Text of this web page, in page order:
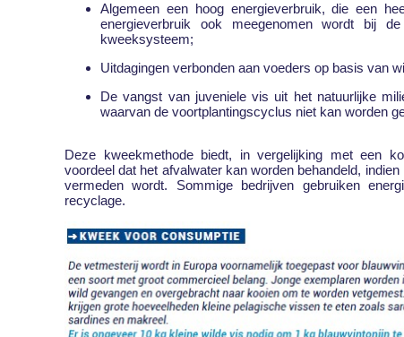
Algemeen een hoog energieverbruik, die een
energieverbruik ook meegenomen wordt bij
kweeksysteem;
Uitdagingen verbonden aan voeders op basis van
De vangst van juveniele vis uit het natuurlijke
waarvan de voortplantingscyclus niet kan worden
Deze kweekmethode biedt, in vergelijking met een
voordeel dat het afvalwater kan worden behandeld,
vermeden wordt. Sommige bedrijven gebruiken
recyclage.